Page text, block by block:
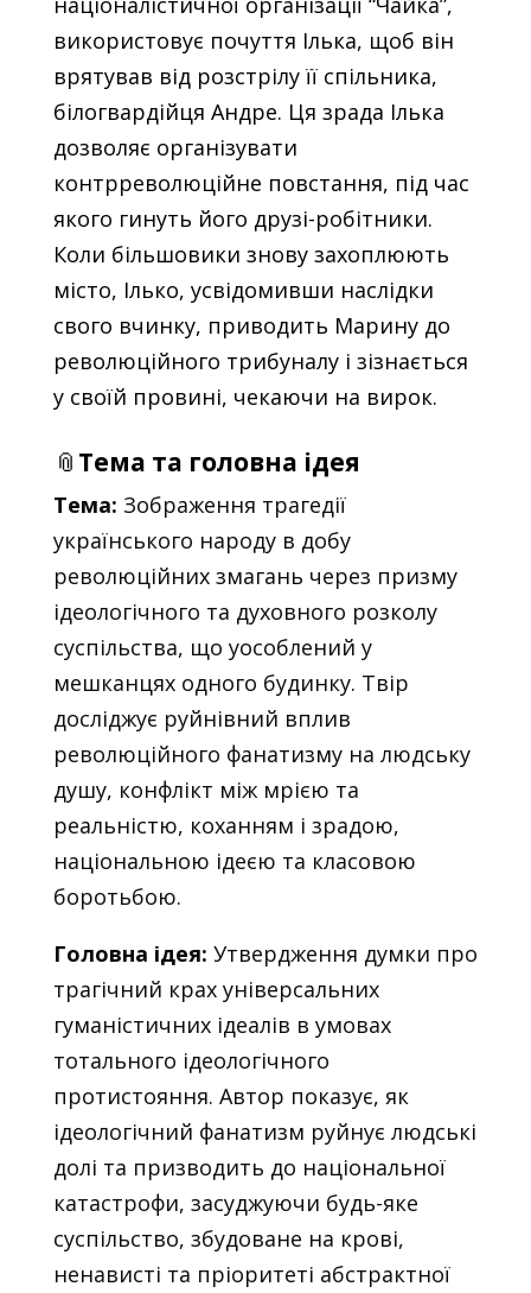
використовує почуття Ілька, щоб він
врятував від розстрілу її спільника,
білогвардійця Андре. Ця зрада Ілька
дозволяє організувати
контрреволюційне повстання, під час
якого гинуть його друзі-робітники.
Коли більшовики знову захоплюють
місто, Ілько, усвідомивши наслідки
свого вчинку, приводить Марину до
революційного трибуналу і зізнається
у своїй провині, чекаючи на вирок.
📎 Тема та головна ідея
Тема: Зображення трагедії
українського народу в добу
революційних змагань через призму
ідеологічного та духовного розколу
суспільства, що уособлений у
мешканцях одного будинку. Твір
досліджує руйнівний вплив
революційного фанатизму на людську
душу, конфлікт між мрією та
реальністю, коханням і зрадою,
національною ідеєю та класовою
боротьбою.
Головна ідея: Утвердження думки про
трагічний крах універсальних
гуманістичних ідеалів в умовах
тотального ідеологічного
протистояння. Автор показує, як
ідеологічний фанатизм руйнує людські
долі та призводить до національної
катастрофи, засуджуючи будь-яке
суспільство, збудоване на крові,
ненависті та пріоритеті абстрактної